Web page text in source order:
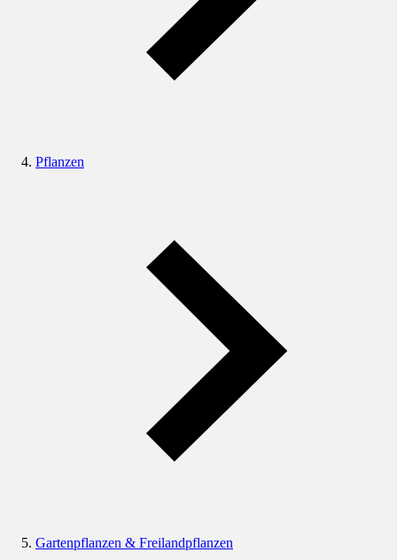
Pflanzen
Gartenpflanzen & Freilandpflanzen